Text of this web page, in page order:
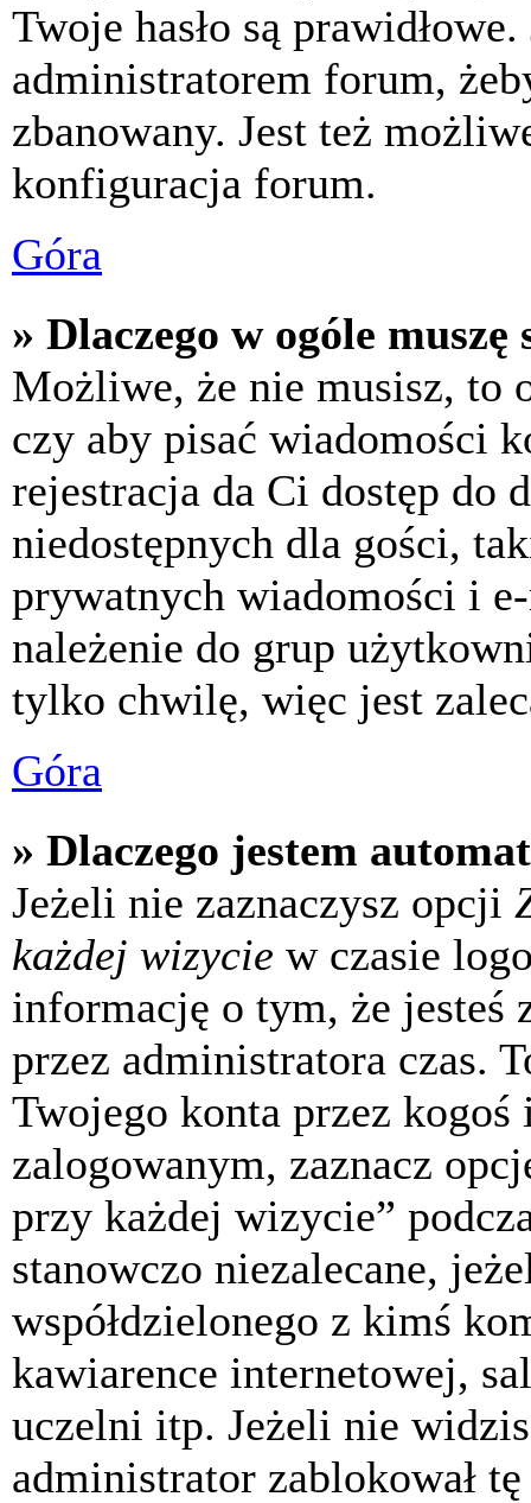
Twoje hasło są
administratorem forum,
zbanowany. Jest też
konfiguracja forum.
Góra
» Dlaczego w ogóle
Możliwe, że nie musisz, to
czy aby pisać wiadomości
rejestracja da Ci dostęp do
niedostępnych dla gości,
prywatnych wiadomości i
należenie do grup
tylko chwilę, więc jest
Góra
» Dlaczego jestem
Jeżeli nie zaznaczysz opcji
każdej wizycie w czasie
informację o tym, że jesteś
przez administratora czas.
Twojego konta przez kogoś
zalogowanym, zaznacz
przy każdej wizycie”
stanowczo niezalecane,
współdzielonego z kimś
kawiarence internetowej,
uczelni itp. Jeżeli nie
administrator zablokował